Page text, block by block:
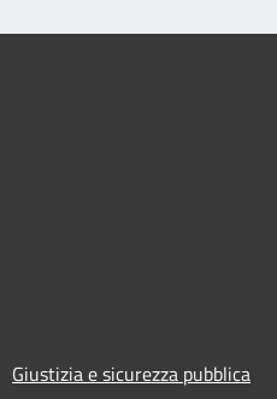
Giustizia e sicurezza pubblica